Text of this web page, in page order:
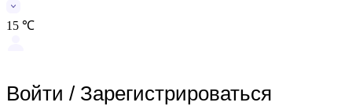
15 ℃
Войти / Зарегистрироваться